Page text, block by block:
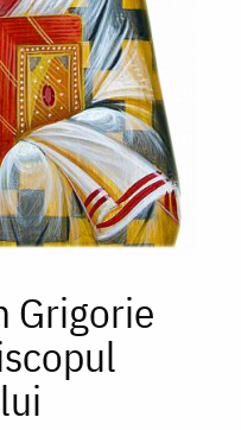
Grigorie